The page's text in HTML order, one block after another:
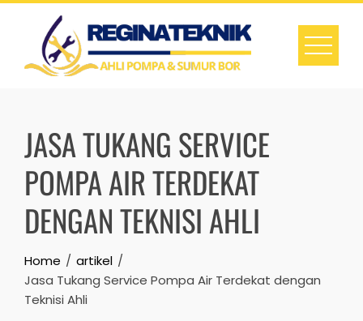
Skip
content
JASA TUKANG SERVICE
POMPA AIR TERDEKAT
DENGAN TEKNISI AHLI
Home
artikel
Jasa Tukang Service Pompa Air Terdekat dengan
Teknisi Ahli